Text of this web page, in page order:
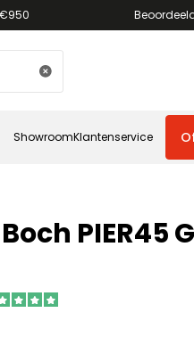
ShowroomKlantenservice
PIER45